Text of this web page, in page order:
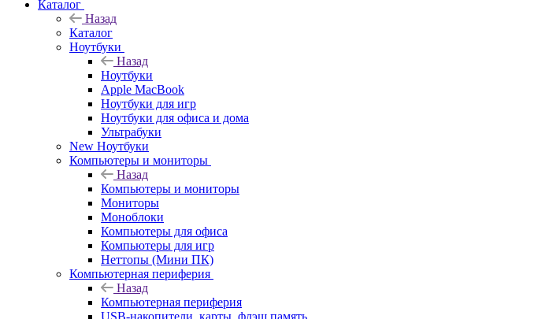
Каталог
Назад
Каталог
Ноутбуки
Назад
Ноутбуки
Apple MacBook
Ноутбуки для игр
Ноутбуки для офиса и дома
Ультрабуки
New Ноутбуки
Компьютеры и мониторы
Назад
Компьютеры и мониторы
Мониторы
Моноблоки
Компьютеры для офиса
Компьютеры для игр
Неттопы (Мини ПК)
Компьютерная периферия
Назад
Компьютерная периферия
USB-накопители, карты, флэш память